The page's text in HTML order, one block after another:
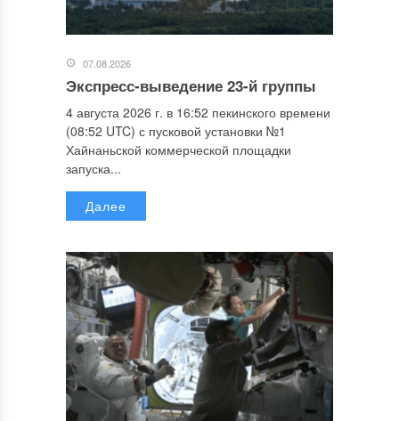
07.08.2026
Экспресс-выведение 23-й группы
4 августа 2026 г. в 16:52 пекинского времени
(08:52 UTC) с пусковой установки №1
Хайнаньской коммерческой площадки
запуска...
Далее